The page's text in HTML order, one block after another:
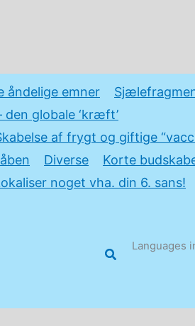
åndelige emner
den globale ‘kræft’
af frygt og giftige
Diverse
Korte
noget vha. din 6. sans!
Søg Languages